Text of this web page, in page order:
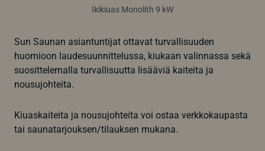
Ikikiuas Monolith 9 kW
Sun Saunan asiantuntijat ottavat turvallisuuden
huomioon laudesuunnittelussa, kiukaan valinnassa sekä
suosittelemalla turvallisuutta lisääviä kaiteita ja
nousujohteita.
Kiuaskaiteita ja nousujohteita voi ostaa verkkokaupasta
tai saunatarjouksen/tilauksen mukana.